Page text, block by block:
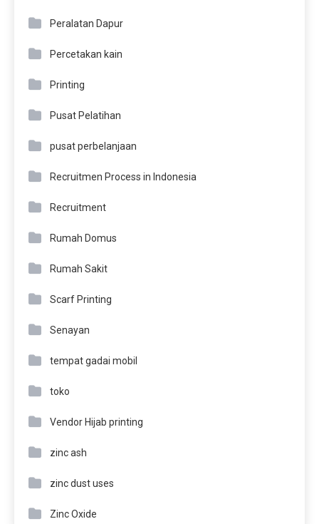
Peralatan Dapur
Percetakan kain
Printing
Pusat Pelatihan
pusat perbelanjaan
Recruitmen Process in Indonesia
Recruitment
Rumah Domus
Rumah Sakit
Scarf Printing
Senayan
tempat gadai mobil
toko
Vendor Hijab printing
zinc ash
zinc dust uses
Zinc Oxide